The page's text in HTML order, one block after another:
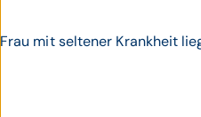
Frau mit seltener Krankheit